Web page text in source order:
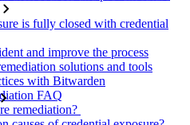
is fully closed with credential
and improve the process
solutions and tools
with Bitwarden
FAQ
remediation?